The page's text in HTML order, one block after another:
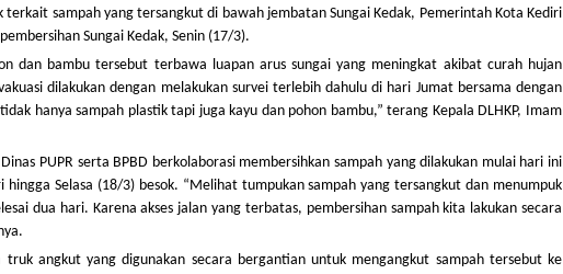
sampah yang tersangkut di bawah jembatan Sungai Kedak, Pemerintah Kota Kediri
Sungai Kedak, Senin (17/3).
dan bambu tersebut terbawa luapan arus sungai yang meningkat akibat curah hujan
dilakukan dengan melakukan survei terlebih dahulu di hari Jumat bersama dengan
hanya sampah plastik tapi juga kayu dan pohon bambu,” terang Kepala DLHKP, Imam
PUPR serta BPBD berkolaborasi membersihkan sampah yang dilakukan mulai hari ini
Selasa (18/3) besok. “Melihat tumpukan sampah yang tersangkut dan menumpuk
dua hari. Karena akses jalan yang terbatas, pembersihan sampah kita lakukan secara
angkut yang digunakan secara bergantian untuk mengangkut sampah tersebut ke